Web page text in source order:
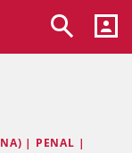
| PENAL |